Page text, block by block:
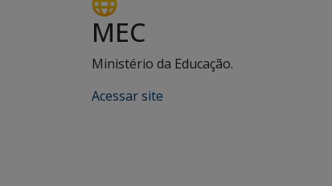
MEC
Ministério da Educação.
Acessar site